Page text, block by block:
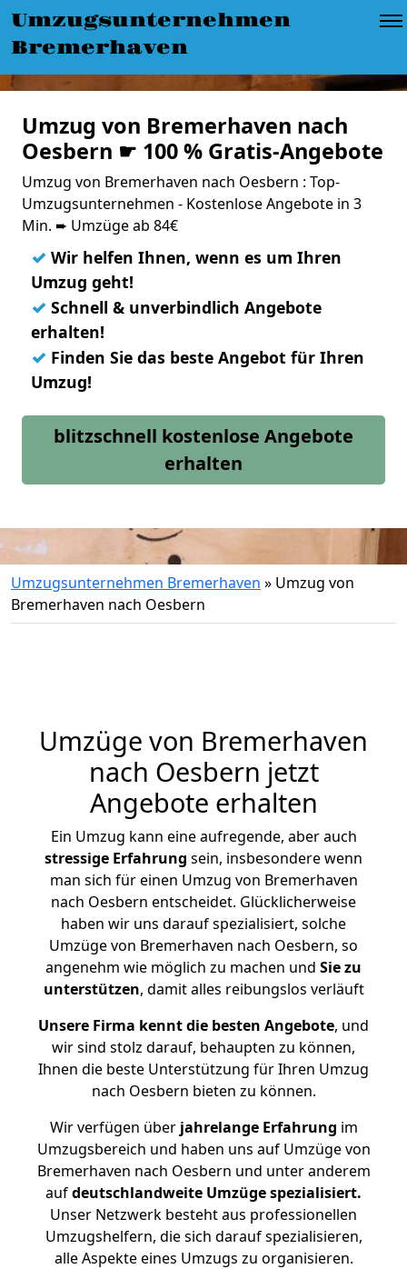
Umzugsunternehmen
Bremerhaven
Umzug von Bremerhaven nach
Oesbern ☛ 100 % Gratis-Angebote
Umzug von Bremerhaven nach Oesbern : Top-
Umzugsunternehmen - Kostenlose Angebote in 3
Min. ➨ Umzüge ab 84€
✓ Wir helfen Ihnen, wenn es um Ihren
Umzug geht!
✓ Schnell & unverbindlich Angebote
erhalten!
✓ Finden Sie das beste Angebot für Ihren
Umzug!
blitzschnell kostenlose Angebote
erhalten
Umzugsunternehmen Bremerhaven » Umzug von
Bremerhaven nach Oesbern
Umzüge von Bremerhaven
nach Oesbern jetzt
Angebote erhalten
Ein Umzug kann eine aufregende, aber auch
stressige Erfahrung sein, insbesondere wenn
man sich für einen Umzug von Bremerhaven
nach Oesbern entscheidet. Glücklicherweise
haben wir uns darauf spezialisiert, solche
Umzüge von Bremerhaven nach Oesbern, so
angenehm wie möglich zu machen und Sie zu
unterstützen, damit alles reibungslos verläuft
Unsere Firma kennt die besten Angebote, und
wir sind stolz darauf, behaupten zu können,
Ihnen die beste Unterstützung für Ihren Umzug
nach Oesbern bieten zu können.
Wir verfügen überjahrelange Erfahrung im
Umzugsbereich und haben uns auf Umzüge von
Bremerhaven nach Oesbern und unter anderem
aufdeutschlandweite Umzüge spezialisiert.
Unser Netzwerk besteht aus professionellen
Umzugshelfern, die sich darauf spezialisieren,
alle Aspekte eines Umzugs zu organisieren.